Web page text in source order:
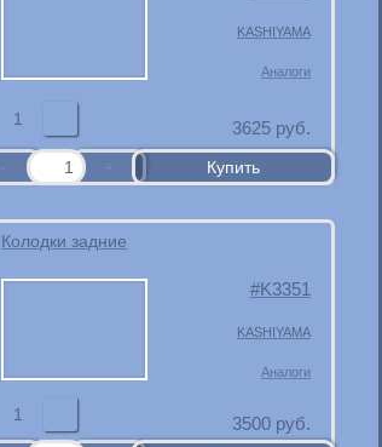
KASHIYAMA
Аналоги
1 3625руб.
Колодки задние
K3351
KASHIYAMA
Аналоги
1 3500руб.